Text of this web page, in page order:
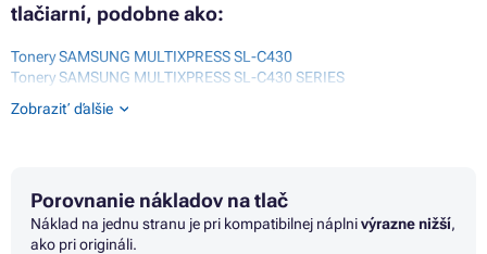
tlačiarní, podobne ako:
Tonery SAMSUNG MULTIXPRESS SL-C430
Tonery SAMSUNG MULTIXPRESS SL-C430 SERIES
Tonery SAMSUNG MULTIXPRESS SL-C430W
Tonery SAMSUNG MULTIXPRESS SL-C480
Tonery SAMSUNG MULTIXPRESS SL-C482W
Tonery SAMSUNG XPRESS SL-C430
Tonery SAMSUNG XPRESS SL-C430 SERIES
Zobraziť ďalšie
Porovnanie nákladov na tlač
Náklad na jednu stranu je pri kompatibilnej náplnivýrazne nižší,
ako pri origináli.